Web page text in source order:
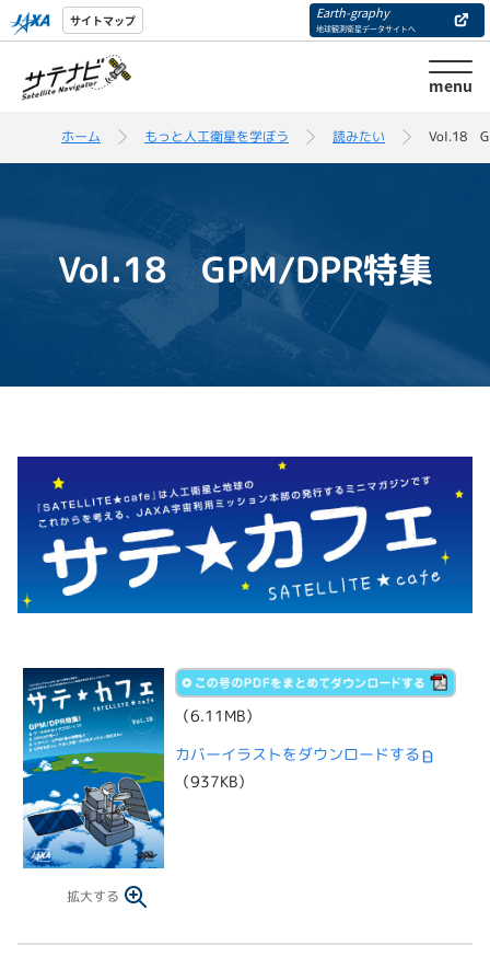
サイトマップ Earth-graphy
地球観測衛星データサイトへ
menu
ホーム もっと人工衛星を学ぼう 読みたい Vol.18
Vol.18 GPM/DPR特集
拡大する
（6.11MB）
カバーイラストをダウンロードする
（937KB）